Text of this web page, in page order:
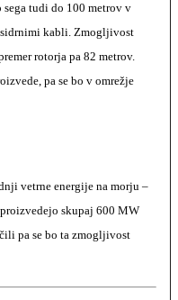
tudi do 100 metrov v
kabli. Zmogljivost
rotorja pa 82 metrov.
pa se bo v omrežje
vetrne energije na morju –
skupaj 600 MW
pa se bo ta zmogljivost